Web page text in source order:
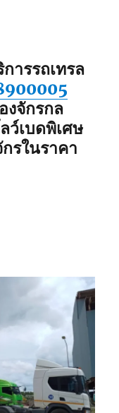
ารรถเทรล
งจักรกล
ว์เบดพิเศษ
รในราคา